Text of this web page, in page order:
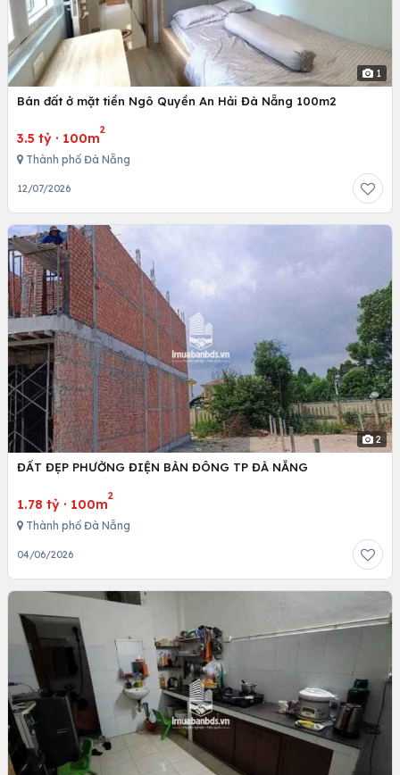
1
Bán đất ở mặt tiền Ngô Quyền An Hải Đà Nẵng 100m2
3.5 tỷ · 100m
2
Thành phố Đà Nẵng
12/07/2026
2
ĐẤT ĐẸP PHƯỜNG ĐIỆN BÀN ĐÔNG TP ĐÀ NẴNG
1.78 tỷ · 100m
2
Thành phố Đà Nẵng
04/06/2026